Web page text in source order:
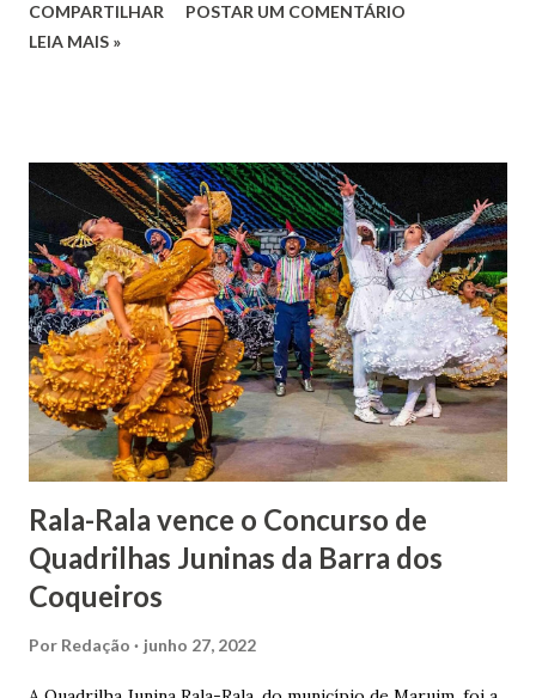
José de Faro Leitão, porém o casamento acabou com o
indiciamento para apropriar-se da volumosa herança. Em
1862, transferiu-se para o Rio de Janeiro e casou-se com
uma irmã do Visconde de Uruguai. O Barão de Maruim
apresentou uma grande dedicação à atividade agrícola, que
lhe proporcionou uma grande reserva financeira. João
Gomes de Melo mandou construir a Igreja Matriz de Nosso
Senhor Bom Jesus dos Passos, que foi inaugurada em 1862 e
doada ao vigário Pe. José Joaquim de Vasconcelos. A Igreja
Matriz...
COMPARTILHAR
POSTAR UM COMENTÁRIO
LEIA MAIS »
Rala-Rala vence o Concurso de
Quadrilhas Juninas da Barra dos
Coqueiros
Por Redação junho 27, 2022